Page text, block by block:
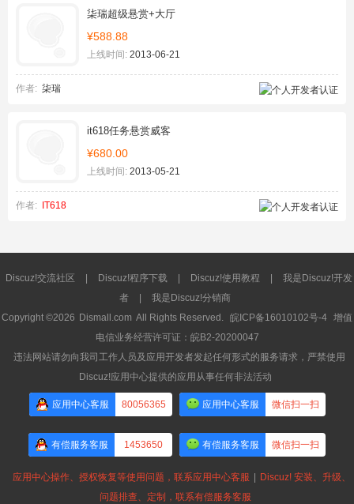
柒瑞超级悬赏+大厅
¥588.88
上线时间: 2013-06-21
作者: 柒瑞
it618任务悬赏威客
¥680.00
上线时间: 2013-05-21
作者: IT618
Discuz!交流社区 Discuz!程序下载 Discuz!使用教程
我是Discuz!开发
者
我是Discuz!分销商
Copyright ©2026 Dismall.com All Rights Reserved. 皖ICP备16010102号-4 增值
电信业务经营许可证：皖B2-20200047
违法网站请勿向我司工作人员及应用开发者发起任何形式的服务请求，严禁使用
Discuz!应用中心提供的应用从事任何非法活动
应用中心客服 80056365 应用中心客服 微信扫一扫
有偿服务客服 1453650 有偿服务客服 微信扫一扫
应用中心操作、授权恢复等使用问题，联系应用中心客服
Discuz! 安装、升级、
问题排查、定制，联系有偿服务客服